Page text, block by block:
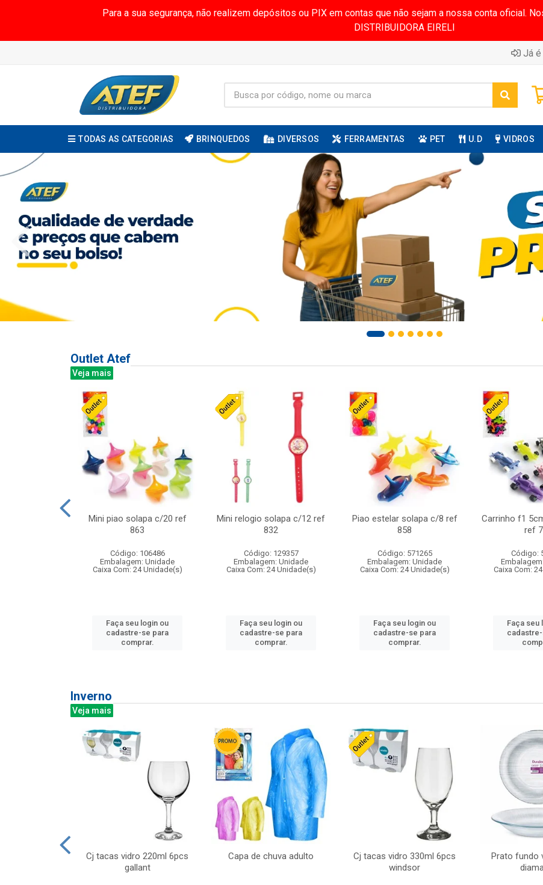
Para a sua segurança, não realizem depósitos ou PIX em contas que não sejam a nossa conta oficial.
DISTRIBUIDORA EIRELI
Já é
TODAS AS CATEGORIAS BRINQUEDOS DIVERSOS FERRAMENTAS PET U.D VIDROS
Outlet Atef
Veja mais
Mini piao solapa c/20 ref
863
Código: 106486
Embalagem: Unidade
Caixa Com: 24 Unidade(s)
Faça seu login ou
cadastre-se para
comprar.
Mini relogio solapa c/12 ref
832
Código: 129357
Embalagem: Unidade
Caixa Com: 24 Unidade(s)
Faça seu login ou
cadastre-se para
comprar.
Piao estelar solapa c/8 ref
858
Código: 571265
Embalagem: Unidade
Caixa Com: 24 Unidade(s)
Faça seu login ou
cadastre-se para
comprar.
Carrinho f1
ref
Código:
Caixa Com:
Faça seu
Inverno
Veja mais
Cj tacas vidro 220ml 6pcs
gallant
Capa de chuva adulto
Cj tacas vidro 330ml 6pcs
windsor
Prato fundo